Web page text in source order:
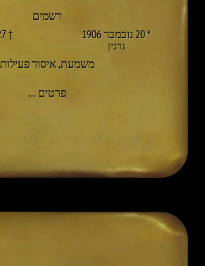
רשמים
* 20 נובמבר 1906
גרנין
† 27 דצמבר 1985
משמעת,איסור פעילות
פרטים …